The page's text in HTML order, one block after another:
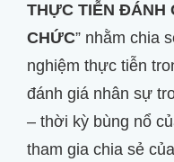
THỰC TIỄN ĐÁNH
CHỨC” nhằm chia
nghiệm thực tiễn
đánh giá nhân sự
– thời kỳ bùng nổ
tham gia chia sẻ